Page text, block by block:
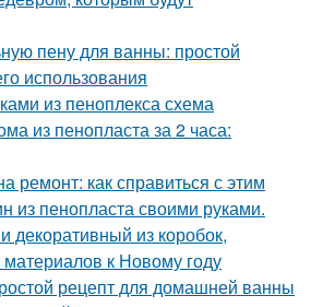
пену для ванны: простой
использования
из пеноплекса схема
из пенопласта за 2 часа:
ремонт: как справиться с этим
из пенопласта своими руками.
декоративный из коробок,
материалов к Новому году
рецепт для домашней ванны